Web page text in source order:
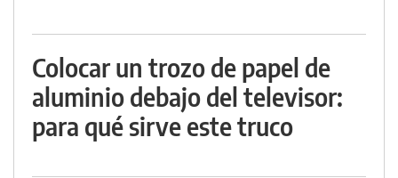
Colocar un trozo de papel de
aluminio debajo del televisor:
para qué sirve este truco